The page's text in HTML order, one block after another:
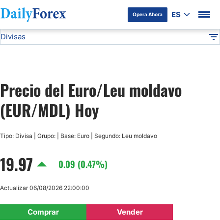
Opera Ahora ES
Divulgación del Anunciante
Divisas
USD/JPY
AUD/USD
Precio del Euro/Leu moldavo
(EUR/MDL) Hoy
Tipo: Divisa | Grupo: | Base: Euro | Segundo: Leu moldavo
19.97 0.09 (0.47%)
Comprar Vender
Actualizar 06/08/2026 22:00:00